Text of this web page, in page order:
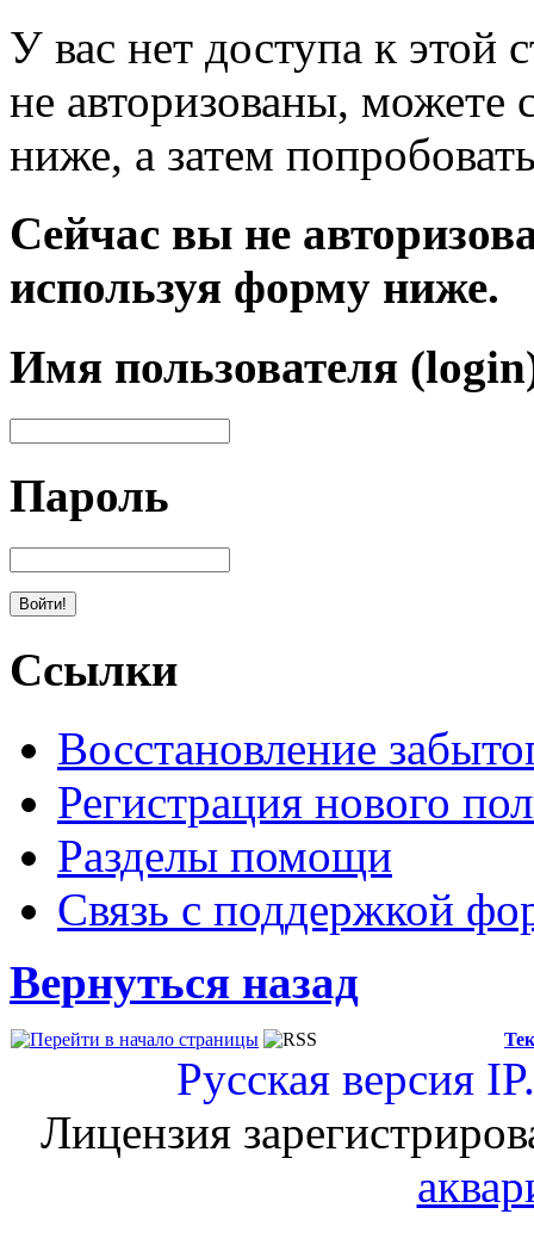
У вас нет доступа к
не авторизованы, можете
ниже, а затем
Сейчас вы не
используя форму ниже.
Имя пользователя
Пароль
Ссылки
Восстановление
Регистрация нового
Разделы помощи
Связь с поддержкой
Вернуться назад
Русская версия
Лицензия